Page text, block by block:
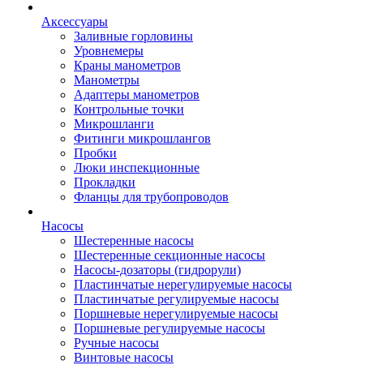
Аксессуары
Заливные горловины
Уровнемеры
Краны манометров
Манометры
Адаптеры манометров
Контрольные точки
Микрошланги
Фитинги микрошлангов
Пробки
Люки инспекционные
Прокладки
Фланцы для трубопроводов
Насосы
Шестеренные насосы
Шестеренные секционные насосы
Насосы-дозаторы (гидрорули)
Пластинчатые нерегулируемые насосы
Пластинчатые регулируемые насосы
Поршневые нерегулируемые насосы
Поршневые регулируемые насосы
Ручные насосы
Винтовые насосы